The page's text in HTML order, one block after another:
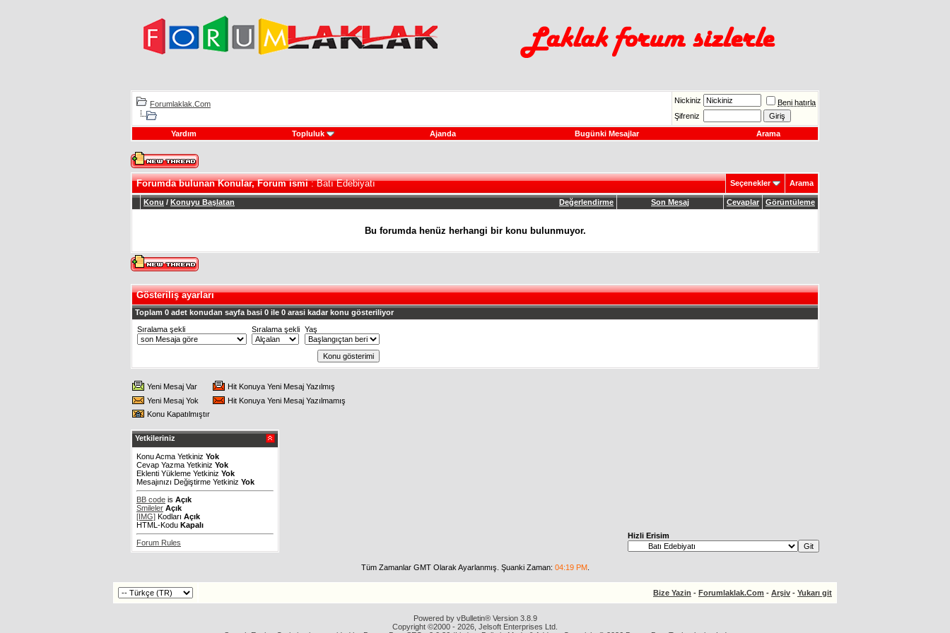
Forumlaklak.Com Nickiniz
Beni hatırla
Şifreniz
Yardım Topluluk Ajanda Bugünki Mesajlar Arama
Forumda bulunan Konular, Forum ismi: Batı Edebiyatı Seçenekler Arama
Değerlendirme
Konu / Konuyu Başlatan Son Mesaj Cevaplar Görüntüleme
Bu forumda henüz herhangi bir konu bulunmuyor.
Gösteriliş ayarları
Toplam 0 adet konudan sayfa basi 0 ile 0 arasi kadar konu gösteriliyor
Sıralama şekli
Sıralama şekli Yaş
Yeni Mesaj Var
Hit Konuya Yeni Mesaj Yazılmış
Yeni Mesaj Yok
Hit Konuya Yeni Mesaj Yazılmamış
Konu Kapatılmıştır
Yetkileriniz
Konu Acma Yetkiniz Yok
Cevap Yazma Yetkiniz Yok
Eklenti Yükleme Yetkiniz Yok
Mesajınızı Değiştirme Yetkiniz Yok
BB code is Açık
Smileler Açık
[IMG] Kodları Açık
HTML-Kodu Kapalı
Forum Rules
Hizli Erisim
Tüm Zamanlar GMT Olarak Ayarlanmış. Şuanki Zaman: 04:19 PM.
Bize Yazin - Forumlaklak.Com - Arşiv - Yukarı git
Powered by vBulletin® Version 3.8.9
Copyright ©2000 - 2026, Jelsoft Enterprises Ltd.